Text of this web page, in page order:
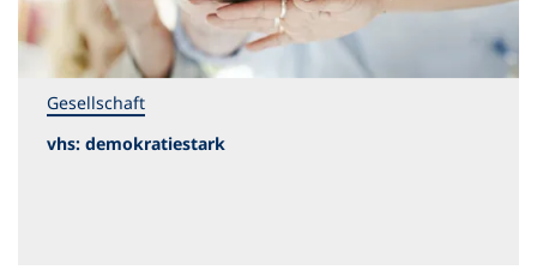
Gesellschaft
vhs: demokratiestark